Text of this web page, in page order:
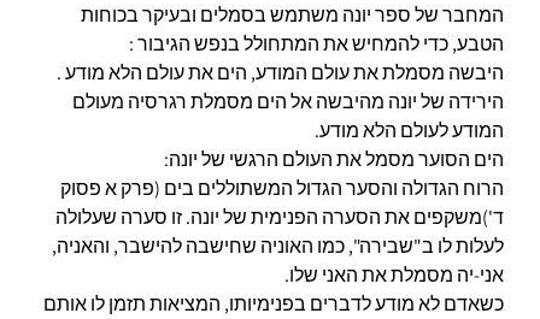
המחבר של ספר יונה משתמש בסמלים ובעיקר בכוחות
הטבע, כדי להמחיש את המתחולל בנפש הגיבור :
היבשה מסמלת את עולם המודע, הים את עולם הלא מודע .
הירידה של יונה מהיבשה אל הים מסמלת רגרסיה מעולם
המודע לעולם הלא מודע.
הים הסוער מסמל את העולם הרגשי של יונה:
הרוח הגדולה והסער הגדול המשתוללים בים (פרק א פסוק
ד')משקפים את הסערה הפנימית של יונה. זו סערה שעלולה
לעלות לו ב"שבירה", כמו האוניה שחישבה להישבר, והאניה,
אני-יה מסמלת את האני שלו.
כשאדם לא מודע לדברים בפנימיותו, המציאות תזמן לו אותם